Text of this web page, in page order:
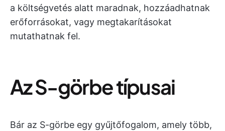
a költségvetés alatt maradnak, hozzáadhatnak
erőforrásokat, vagy megtakarításokat
mutathatnak fel.
Az S-görbe típusai
Bár az S-görbe egy gyűjtőfogalom, amely több,